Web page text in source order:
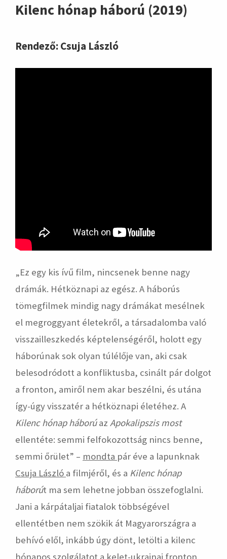
Kilenc hónap háború (2019)
Rendező: Csuja László
„Ez egy kis ívű film, nincsenek benne nagy
drámák. Hétköznapi az egész. A háborús
tömegfilmek mindig nagy drámákat mesélnek
el megroggyant életekről, a társadalomba való
visszailleszkedés képtelenségéről, holott egy
háborúnak sok olyan túlélője van, aki csak
belesodródott a konfliktusba, csinált pár dolgot
a fronton, amiről nem akar beszélni, és utána
így-úgy visszatér a hétköznapi életéhez. A
Kilenc hónap háborúaz Apokalipszis most
ellentéte: semmi felfokozottság nincs benne,
semmi őrület” – mondta pár éve a lapunknak
Csuja László a filmjéről, és a Kilenc hónap
háborút ma sem lehetne jobban összefoglalni.
Jani a kárpátaljai fiatalok többségével
ellentétben nem szökik át Magyarországra a
behívó elől, inkább úgy dönt, letölti a kilenc